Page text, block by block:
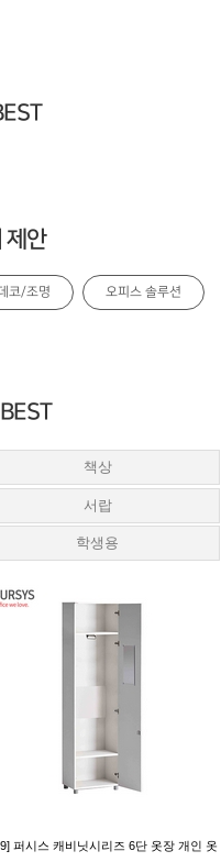
제안
코/조명 오피스 솔루션
책상
서랍
학생용
퍼시스 캐비닛시리즈 6단 옷장 개인 옷